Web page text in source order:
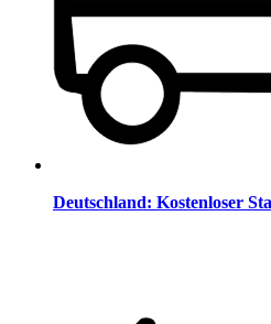
Deutschland: Kostenloser